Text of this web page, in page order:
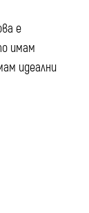
е
имам
идеални